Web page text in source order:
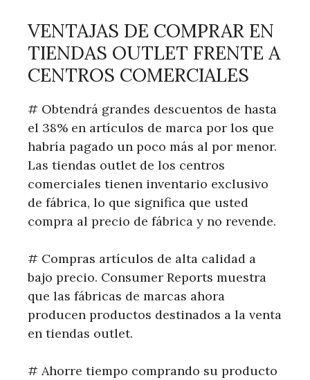
VENTAJAS DE COMPRAR EN
TIENDAS OUTLET FRENTE A
CENTROS COMERCIALES
# Obtendrá grandes descuentos de hasta
el 38% en artículos de marca por los que
habría pagado un poco más al por menor.
Las tiendas outlet de los centros
comerciales tienen inventario exclusivo
de fábrica, lo que significa que usted
compra al precio de fábrica y no revende.
# Compras artículos de alta calidad a
bajo precio. Consumer Reports muestra
que las fábricas de marcas ahora
producen productos destinados a la venta
en tiendas outlet.
# Ahorre tiempo comprando su producto